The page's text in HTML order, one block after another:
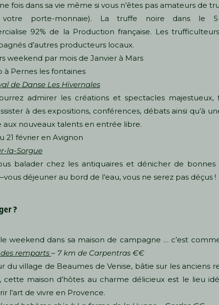
fois dans sa vie même si vous n’êtes pas amateurs de
porte-monnaie). La truffe noire dans le
92% de la Production française. Les
d’autres producteurs locaux.
weekend par mois de Janvier à Mars
à Pernes les fontaines
de Danse Les Hivernales
admirer les créations et spectacles majestueux,
à des expositions, conférences, débats ainsi qu’à
aux nouveaux talents en entrée libre.
21 février en Avignon
la-Sorgue
balader chez les antiquaires et dénicher de bonnes
déjeuner au bord de l’eau, vous ne serez pas déçus !
?
le weekend dans sa maison de campagne … c’est
remparts – 7 km de Carpentras €€
du village de Beaumes de Venise, bâtie sur les anciens
cette maison d’hôtes au charme délicieux est le lieu
l’art de vivre en Provence.